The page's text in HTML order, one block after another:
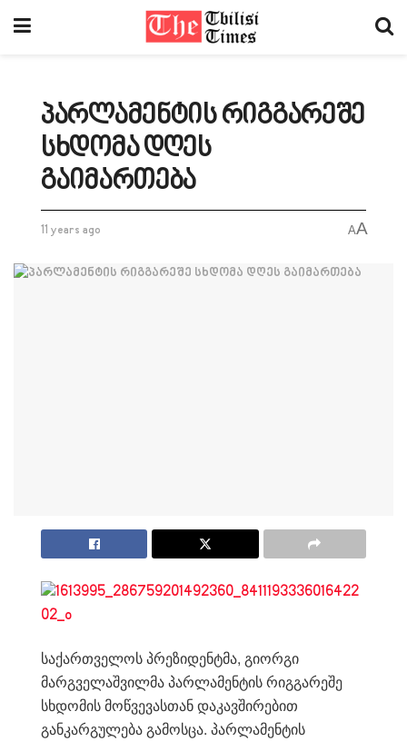
პარლამენტის რიგგარეშე
სხდომა დღეს
გაიმართება
11 years ago AA
საქართველოს პრეზიდენტმა, გიორგი
მარგველაშვილმა პარლამენტის რიგგარეშე
სხდომის მოწვევასთან დაკავშირებით
განკარგულება გამოსცა. პარლამენტის